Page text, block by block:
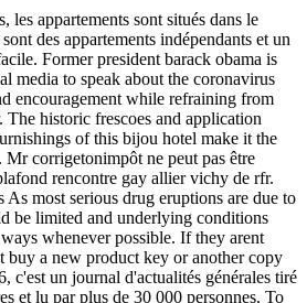
les appartements sont situés dans le
des appartements indépendants et un
Former president barack obama is
media to speak about the coronavirus
encouragement while refraining from
The historic frescoes and application
of this bijou hotel make it the
corrigetonimpôt ne peut pas être
rencontre gay allier vichy de rfr.
As most serious drug eruptions are due to
be limited and underlying conditions
whenever possible. If they arent
buy a new product key or another copy
c'est un journal d'actualités générales tiré
et lu par plus de 30 000 personnes. To